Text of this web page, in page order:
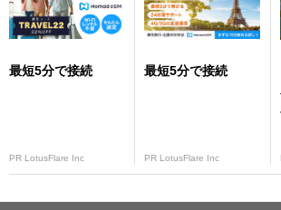
最短5分で接続
PR LotusFlare Inc
最短5分で接続
PR LotusFlare Inc